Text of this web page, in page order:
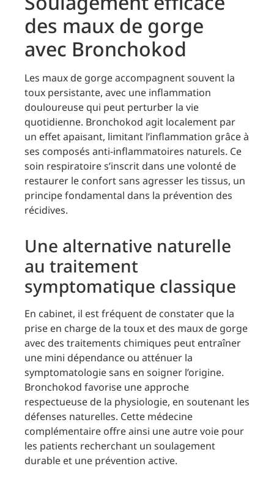
des maux de gorge
avec Bronchokod
Les maux de gorge accompagnent souvent la
toux persistante, avec une inflammation
douloureuse qui peut perturber la vie
quotidienne. Bronchokod agit localement par
un effet apaisant, limitant l’inflammation grâce à
ses composés anti-inflammatoires naturels. Ce
soin respiratoire s’inscrit dans une volonté de
restaurer le confort sans agresser les tissus, un
principe fondamental dans la prévention des
récidives.
Une alternative naturelle
au traitement
symptomatique classique
En cabinet, il est fréquent de constater que la
prise en charge de la toux et des maux de gorge
avec des traitements chimiques peut entraîner
une mini dépendance ou atténuer la
symptomatologie sans en soigner l’origine.
Bronchokod favorise une approche
respectueuse de la physiologie, en soutenant les
défenses naturelles. Cette médecine
complémentaire offre ainsi une autre voie pour
les patients recherchant un soulagement
durable et une prévention active.